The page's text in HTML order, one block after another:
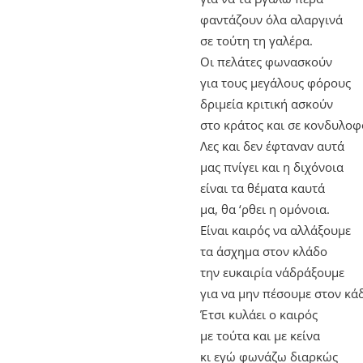
φαντάζουν όλα αλαργινά
σε τούτη τη γαλέρα.
Οι πελάτες φωνασκούν
για τους μεγάλους φόρους
δριμεία κριτική ασκούν
στο κράτος και σε
Λες και δεν έφταναν αυτά
μας πνίγει και η διχόνοια
είναι τα θέματα καυτά
μα, θα ‘ρθει η ομόνοια.
Είναι καιρός να αλλάξουμε
τα άσχημα στον κλάδο
την ευκαιρία ν΄αδράξουμε
για να μην πέσουμε στον
Έτσι κυλάει ο καιρός
με τούτα και με κείνα
κι εγώ φωνάζω διαρκώς